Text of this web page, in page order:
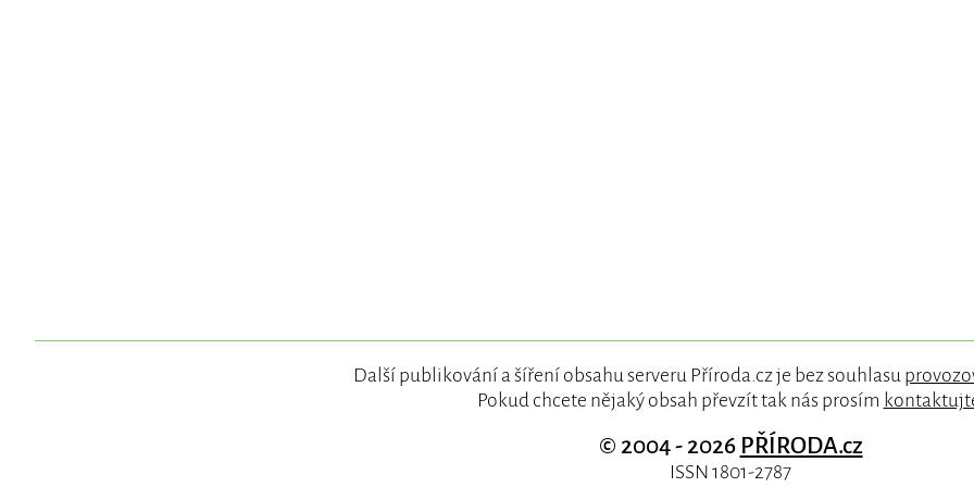
Další publikování a šíření obsahu serveru Příroda.cz je bez souhlasu
Pokud chcete nějaký obsah převzít tak nás prosím
© 2004 - 2026 PŘÍRODA.cz
ISSN 1801-2787